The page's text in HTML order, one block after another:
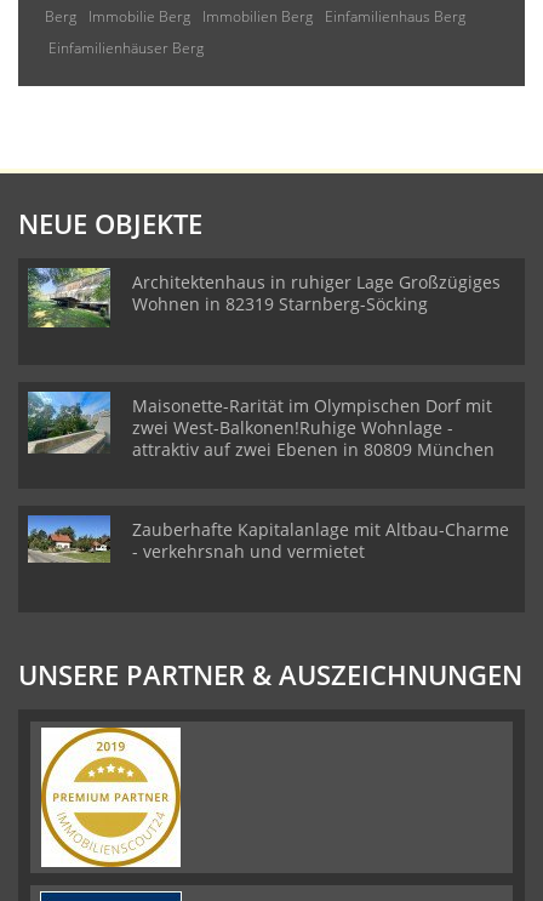
Berg
Immobilie Berg Immobilien Berg
Einfamilienhaus Berg
Einfamilienhäuser Berg
NEUE OBJEKTE
Architektenhaus in ruhiger Lage Großzügiges
Wohnen in 82319 Starnberg-Söcking
Maisonette-Rarität im Olympischen Dorf mit
zwei West-Balkonen!Ruhige Wohnlage -
attraktiv auf zwei Ebenen in 80809 München
Zauberhafte Kapitalanlage mit Altbau-Charme
- verkehrsnah und vermietet
UNSERE PARTNER & AUSZEICHNUNGEN